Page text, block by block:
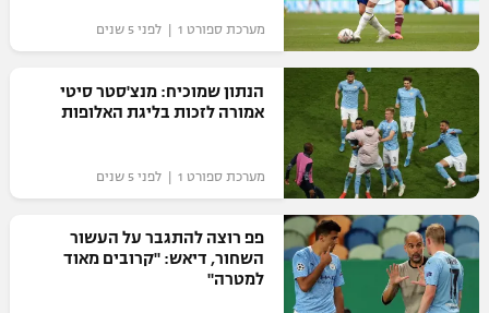
מערכת ספורט 1 | לפני 5 שנים
הנתון שמוכיח: מנצ'סטר סיטי
אמורה לזכות בליגת האלופות
מערכת ספורט 1 | לפני 5 שנים
פפ רוצה להתגבר על העשור
השחור, דיאש: "קרובים מאוד
למטרה"